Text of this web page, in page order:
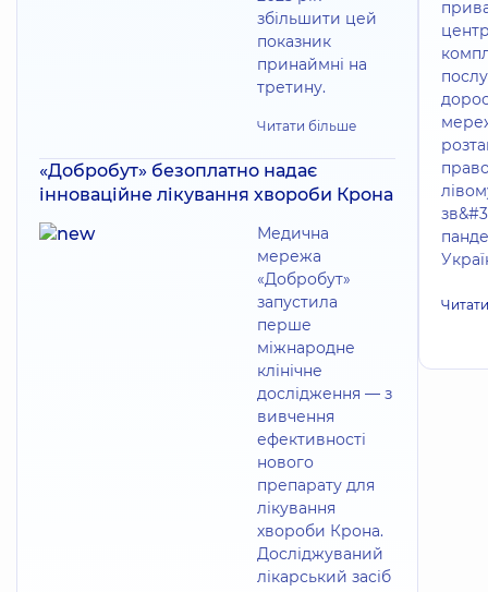
збільшити цей
показник
принаймні на
третину.
Читати більше
«Добробут» безоплатно надає
інноваційне лікування хвороби Крона
Медична
мережа
«Добробут»
запустила
перше
міжнародне
клінічне
дослідження — з
вивчення
ефективності
нового
препарату для
лікування
хвороби Крона.
Досліджуваний
лікарський засіб